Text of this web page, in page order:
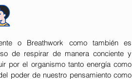
o Breathwork como también es
de respirar de manera conciente y
por el organismo tanto energía como
poder de nuestro pensamiento como